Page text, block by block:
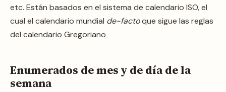
etc. Están basados en el sistema de calendario ISO, el
cual el calendario mundial de-factoque sigue las reglas
del calendario Gregoriano
Enumerados de mes y de día de la
semana